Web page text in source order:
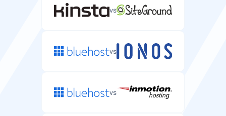
vs
vs
vs